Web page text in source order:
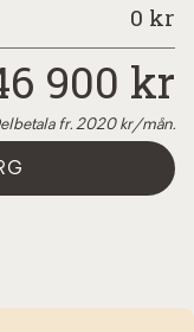
0 kr
900 kr
fr. 2020kr/mån.